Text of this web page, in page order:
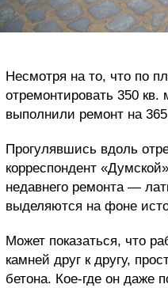
Несмотря на то, что по
отремонтировать 350 кв.
выполнили ремонт на
Прогулявшись вдоль
корреспондент
недавнего ремонта —
выделяются на фоне
Может показаться, что
камней друг к другу,
бетона. Кое-где он даже